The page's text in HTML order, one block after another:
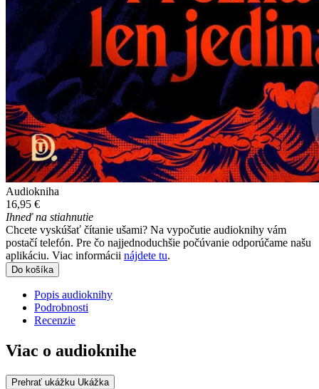
Audiokniha
16,95 €
Ihneď na stiahnutie
Chcete vyskúšať čítanie ušami? Na vypočutie audioknihy vám
postačí telefón. Pre čo najjednoduchšie počúvanie odporúčame našu
aplikáciu. Viac informácii nájdete tu.
Do košíka
Popis audioknihy
Podrobnosti
Recenzie
Viac o audioknihe
Prehrať ukážku Ukážka